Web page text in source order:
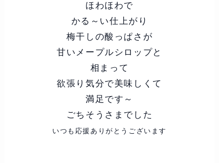
ほわほわで
かる～い仕上がり
梅干しの酸っぱさが
甘いメープルシロップと
相まって
欲張り気分で美味しくて
満足です～
ごちそうさまでした
いつも応援ありがとうございます